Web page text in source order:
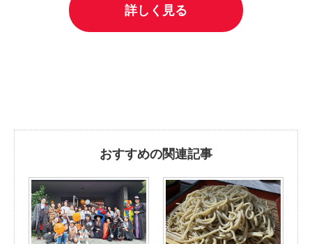
詳しく見る
おすすめの関連記事